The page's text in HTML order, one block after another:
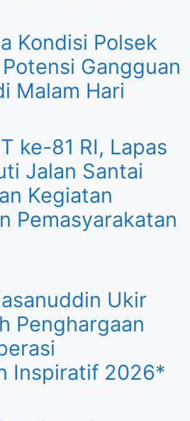
Kondisi Polsek
Gangguan
Malam Hari
ke-81 RI, Lapas
Jalan Santai
Kegiatan
Pemasyarakatan
Ukir
Penghargaan
Inspiratif 2026*